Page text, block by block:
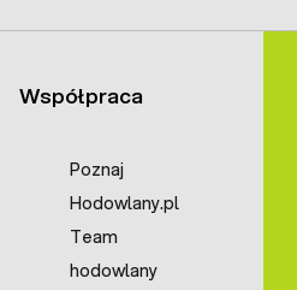
Współpraca
Poznaj
Hodowlany.pl
Team
hodowlany